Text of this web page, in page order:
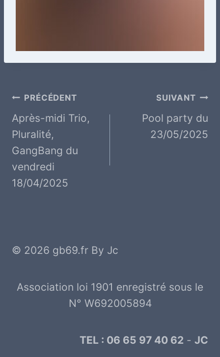
Navigation
de
l’article
PRÉCÉDENT
Après-midi Trio,
Pluralité,
GangBang du
vendredi
18/04/2025
SUIVANT
Pool party du
23/05/2025
© 2026 gb69.fr By Jc
Association loi 1901 enregistré sous le
N° W692005894
TEL : 06 65 97 40 62 - JC